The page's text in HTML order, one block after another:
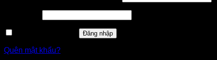
buộc
buộc
Đăng nhập
Quên mật khẩu?